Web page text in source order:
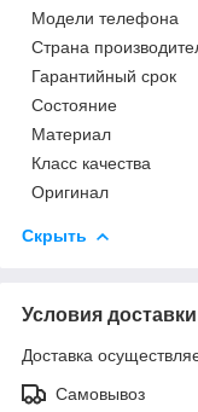
Модели телефона
Страна
Гарантийный срок
Состояние
Материал
Класс качества
Оригинал
Скрыть
Условия доставки
Доставка
Самовывоз